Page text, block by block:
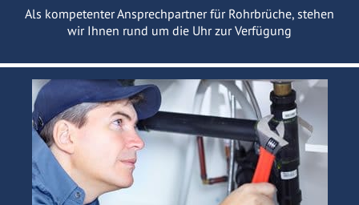
Als kompetenter Ansprechpartner für Rohrbrüche, stehen
wir Ihnen rund um die Uhr zur Verfügung